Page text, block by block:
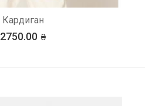
Кардиган
2750.00